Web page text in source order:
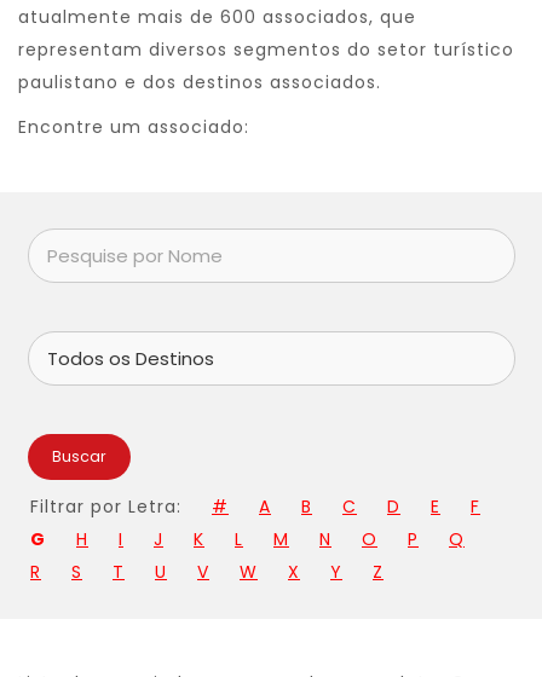
atualmente mais de 600 associados, que
representam diversos segmentos do setor turístico
paulistano e dos destinos associados.
Encontre um associado:
Buscar
Filtrar por Letra: # A B C D E
F
G
H I J K L M N O P
Q
R
S T U V W X Y Z